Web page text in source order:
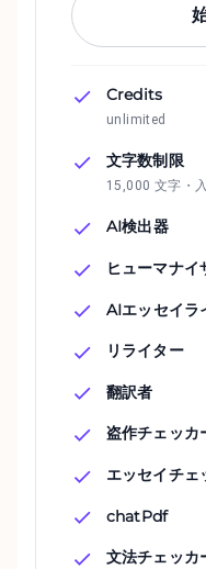
Credits
unlimited
文字数制限
15,000 文字・
AI検出器
ヒューマナイ
AIエッセイラ
リライター
翻訳者
盗作チェッカ
エッセイチェ
chatPdf
文法チェッカ